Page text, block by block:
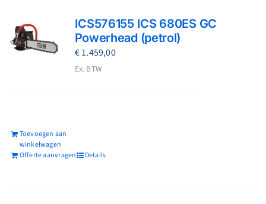
ICS576155 ICS 680ES GC
Powerhead (petrol)
€1.459,00
Ex. BTW
Toevoegen aan
winkelwagen
Offerte aanvragen
Details